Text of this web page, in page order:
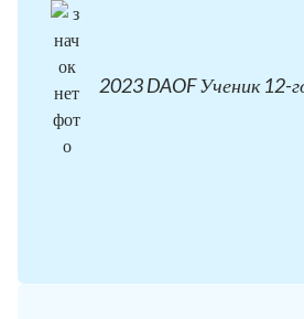
2023 DAOF Ученик 12-